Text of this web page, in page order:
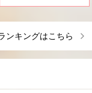
ンキングはこちら